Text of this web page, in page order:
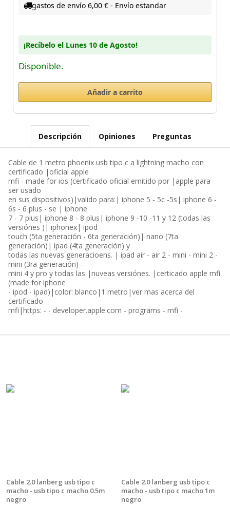
gastos de envío 6,00 € - Envío estandar
¡Recíbelo el Lunes 10 de Agosto!
Disponible.
Descripción Opiniones Preguntas
Cable de 1 metro phoenix usb tipo c a lightning macho con
certificado |oficial apple
mfi - made for ios (certificado oficial emitido por |apple para
ser usado
en sus dispositivos)|valido para:| iphone 5 - 5c -5s| iphone 6 -
6s - 6 plus - se | iphone
7 - 7 plus| iphone 8 - 8 plus| iphone 9 -10 -11 y 12 (todas las
versiónes )| iphonex| ipod
touch (5ta generación - 6ta generación)| nano (7ta
generación)| ipad (4ta generación) y
todas las nuevas generacioens. | ipad air - air 2 - mini - mini 2 -
mini (3ra generación) -
mini 4 y pro y todas las |nuveas versiónes. |certicado apple mfi
(made for iphone
- ipod - ipad)|color: blanco|1 metro|ver mas acerca del
certificado
mfi|https: - - developer.apple.com - programs - mfi -
Cable 2.0 lanberg usb tipo c
macho - usb tipo c macho 0.5m
negro
Cable 2.0 lanberg usb tipo c
macho - usb tipo c macho 1m
negro